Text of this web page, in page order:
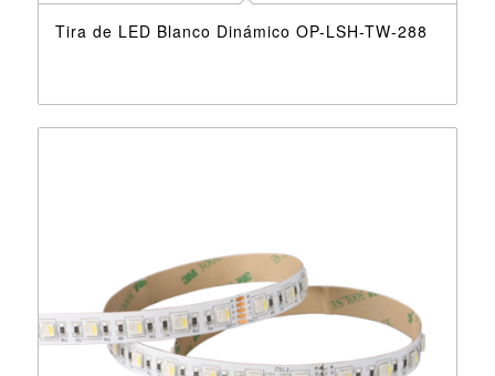
Tira de LED Blanco Dinámico OP-LSH-TW-288